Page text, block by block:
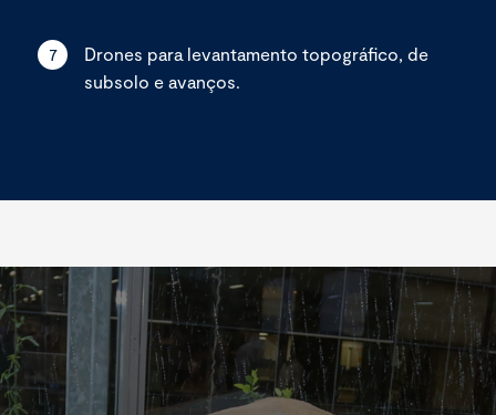
7
Drones para levantamento topográfico, de
subsolo e avanços.